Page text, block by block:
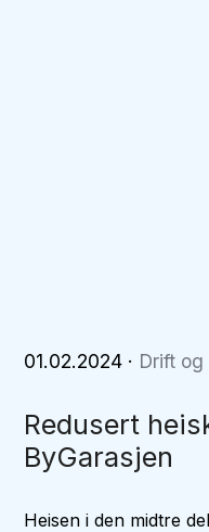
01.02.2024 · Drift
Redusert
ByGarasjen
Heisen i den midtre